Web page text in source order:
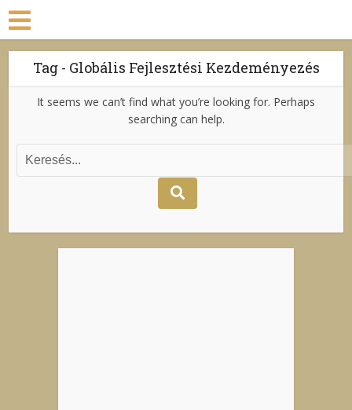
Tag - Globális Fejlesztési Kezdeményezés
It seems we can’t find what you’re looking for. Perhaps
searching can help.